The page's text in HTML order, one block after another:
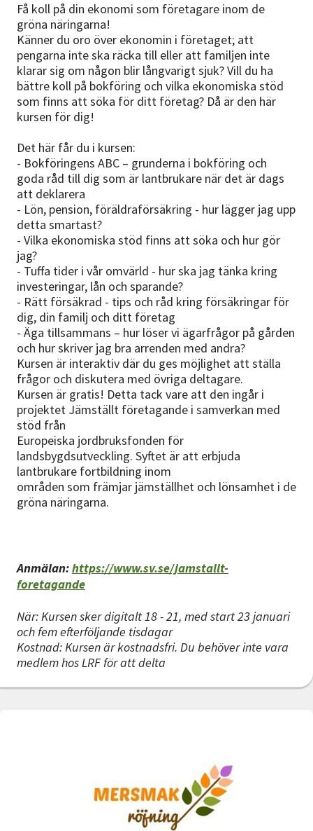
Få koll på din ekonomi som företagare inom de
gröna näringarna!
Känner du oro över ekonomin i företaget; att
pengarna inte ska räcka till eller att familjen inte
klarar sig om någon blir långvarigt sjuk? Vill du ha
bättre koll på bokföring och vilka ekonomiska stöd
som finns att söka för ditt företag? Då är den här
kursen för dig!
Det här får du i kursen:
- Bokföringens ABC – grunderna i bokföring och
goda råd till dig som är lantbrukare när det är dags
att deklarera
- Lön, pension, föräldraförsäkring - hur lägger jag upp
detta smartast?
- Vilka ekonomiska stöd finns att söka och hur gör
jag?
- Tuffa tider i vår omvärld - hur ska jag tänka kring
investeringar, lån och sparande?
- Rätt försäkrad - tips och råd kring försäkringar för
dig, din familj och ditt företag
- Äga tillsammans – hur löser vi ägarfrågor på gården
och hur skriver jag bra arrenden med andra?
Kursen är interaktiv där du ges möjlighet att ställa
frågor och diskutera med övriga deltagare.
Kursen är gratis! Detta tack vare att den ingår i
projektet Jämställt företagande i samverkan med
stöd från
Europeiska jordbruksfonden för
landsbygdsutveckling. Syftet är att erbjuda
lantbrukare fortbildning inom
områden som främjar jämställhet och lönsamhet i de
gröna näringarna.
Anmälan:https://www.sv.se/jamstallt-
foretagande
När: Kursen sker digitalt 18 - 21, med start 23 januari
och fem efterföljande tisdagar
Kostnad: Kursen är kostnadsfri. Du behöver inte vara
medlem hos LRF för att delta